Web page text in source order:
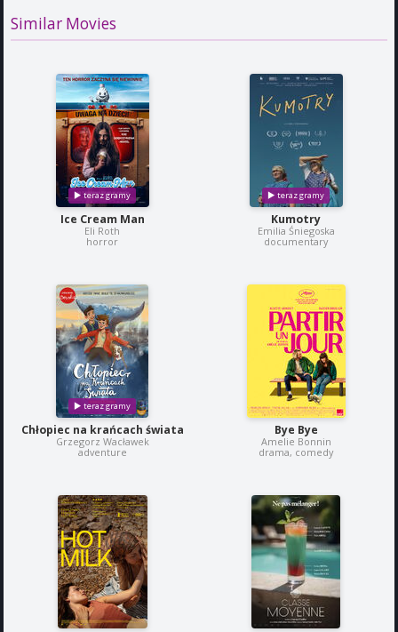
Similar Movies
Ice Cream Man
Eli Roth
horror
Kumotry
Emilia Śniegoska
documentary
Chłopiec na krańcach świata
Grzegorz Wacławek
adventure
Bye Bye
Amelie Bonnin
drama, comedy